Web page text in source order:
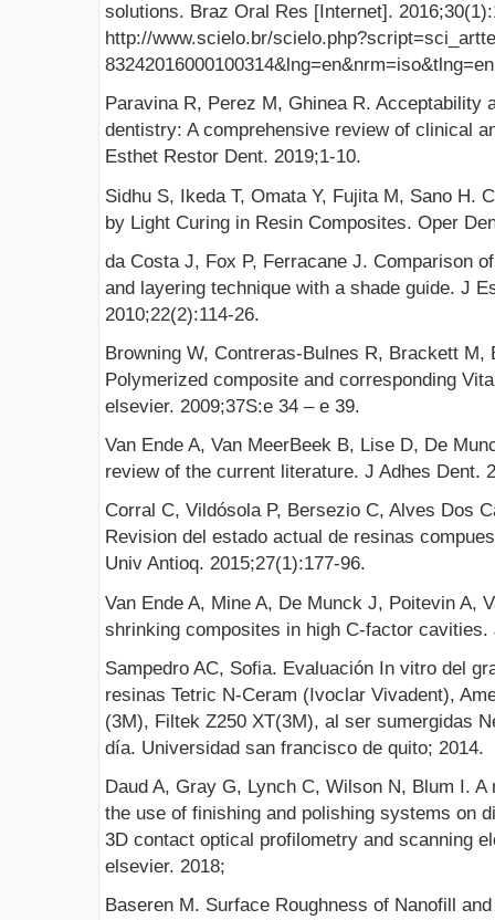
solutions. Braz Oral Res [Internet].
http://www.scielo.br/
83242016000100314&lng=en&nrm=iso&tlng=en
Paravina R, Perez M, Ghinea R. Acceptability
dentistry: A comprehensive review of clinical
Esthet Restor Dent. 2019;1-10.
Sidhu S, Ikeda T, Omata Y, Fujita M, Sano H.
by Light Curing in Resin Composites. Oper
da Costa J, Fox P, Ferracane J. Comparison
and layering technique with a shade guide. J
2010;22(2):114-26.
Browning W, Contreras-Bulnes R, Brackett
Polymerized composite and corresponding
elsevier. 2009;37S:e 34 – e 39.
Van Ende A, Van MeerBeek B, Lise D, De
review of the current literature. J Adhes Dent.
Corral C, Vildósola P, Bersezio C, Alves Dos
Revision del estado actual de resinas
Univ Antioq. 2015;27(1):177-96.
Van Ende A, Mine A, De Munck J, Poitevin A,
shrinking composites in high C-factor cavities.
Sampedro AC, Sofia. Evaluación In vitro del
resinas Tetric N-Ceram (Ivoclar Vivadent),
(3M), Filtek Z250 XT(3M), al ser sumergidas
día. Universidad san francisco de quito; 2014.
Daud A, Gray G, Lynch C, Wilson N, Blum I.
the use of finishing and polishing systems on
3D contact optical profilometry and scanning
elsevier. 2018;
Baseren M. Surface Roughness of Nanofill